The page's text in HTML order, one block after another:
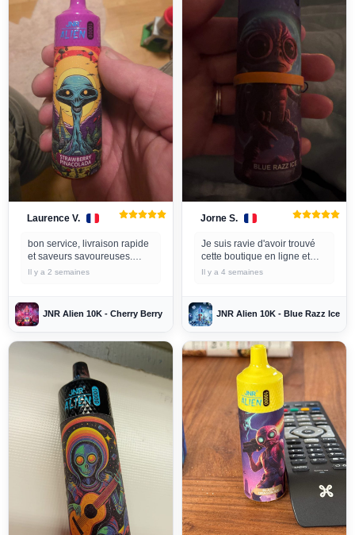
Laurence V.
bon service, livraison rapide
et saveurs savoureuses.
je suis très satisfait
Il y a 2 semaines
JNR Alien 10K - Cherry Berry
Jorne S.
Je suis ravie d'avoir trouvé
cette boutique en ligne et
cette cigarette électronique !
délicieuse...
Il y a 4 semaines
JNR Alien 10K - Blue Razz Ice